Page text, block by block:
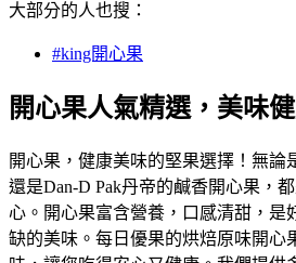
大部分的人也搜：
#king開心果
開心果人氣精選，美味
開心果，健康美味的堅果選擇！無論
還是Dan-D Pak丹帝的鹹香開心果，
心。開心果富含營養，口感清甜，是
缺的美味。每日優果的烘焙原味開心